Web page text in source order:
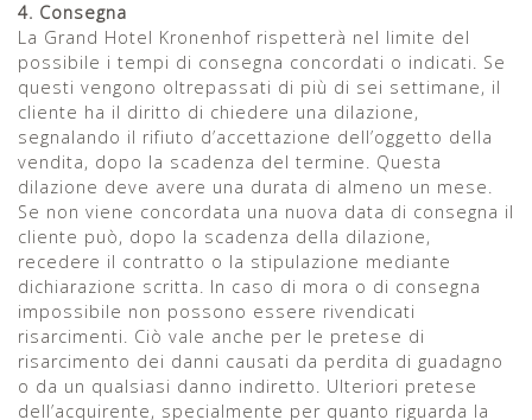
4. Consegna
La Grand Hotel Kronenhof rispetterà nel limite del
possibile i tempi di consegna concordati o indicati. Se
questi vengono oltrepassati di più di sei settimane, il
cliente ha il diritto di chiedere una dilazione,
segnalando il rifiuto d’accettazione dell’oggetto della
vendita, dopo la scadenza del termine. Questa
dilazione deve avere una durata di almeno un mese.
Se non viene concordata una nuova data di consegna il
cliente può, dopo la scadenza della dilazione,
recedere il contratto o la stipulazione mediante
dichiarazione scritta. In caso di mora o di consegna
impossibile non possono essere rivendicati
risarcimenti. Ciò vale anche per le pretese di
risarcimento dei danni causati da perdita di guadagno
o da un qualsiasi danno indiretto. Ulteriori pretese
dell’acquirente, specialmente per quanto riguarda la